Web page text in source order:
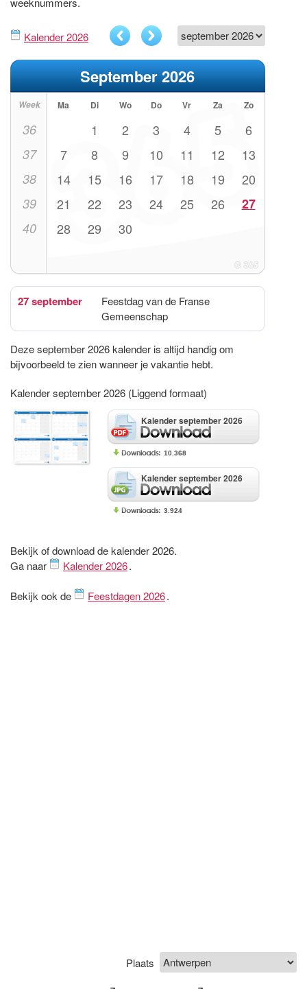
Kalender 2026
September 2026
Week Ma Di Wo Do Vr Za Zo
36 1 2 3 4 5 6
37 7 8 9 10 11 12 13
38 14 15 16 17 18 19 20
39 21 22 23 24 25 26 27
40 28 29 30
27 september
Feestdag van de Franse
Gemeenschap
Deze september 2026 kalender is altijd handig om
bijvoorbeeld te zien wanneer je vakantie hebt.
Kalender september 2026 (Liggend formaat)
Kalender september 2026
10.368
Kalender september 2026
3.924
Bekijk of download de kalender 2026.
Ga naar
Kalender 2026.
Bekijk ook de Feestdagen 2026.
Plaats